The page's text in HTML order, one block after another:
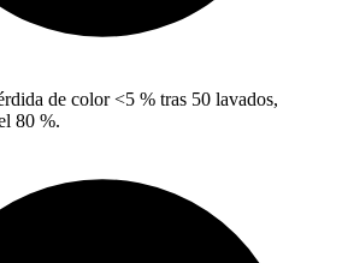
de color <5 % tras 50 lavados,
80 %.